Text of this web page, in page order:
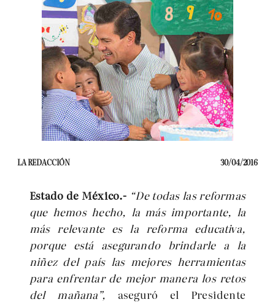
LA REDACCIÓN 30/04/2016
Estado de México.- “De todas las reformas
que hemos hecho, la más importante, la
más relevante es la reforma educativa,
porque está asegurando brindarle a la
niñez del país las mejores herramientas
para enfrentar de mejor manera los retos
del mañana”, aseguró el Presidente